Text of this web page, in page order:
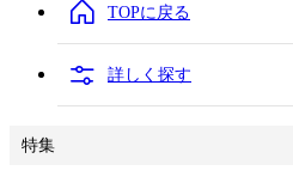
TOPに戻る
詳しく探す
特集